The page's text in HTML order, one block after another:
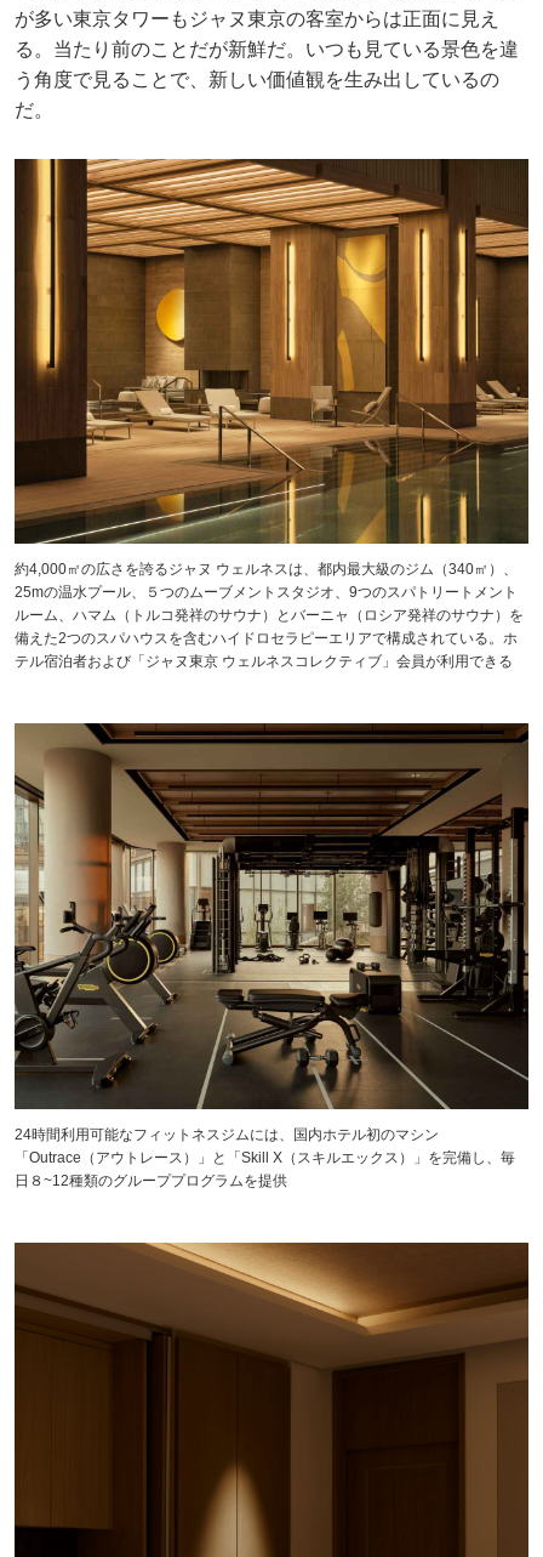
が多い東京タワーもジャヌ東京の客室からは正面に見え
る。当たり前のことだが新鮮だ。いつも見ている景色を違
う角度で見ることで、新しい価値観を生み出しているの
だ。
約4,000㎡の広さを誇るジャヌ ウェルネスは、都内最大級のジム（340㎡）、
25mの温水プール、５つのムーブメントスタジオ、9つのスパトリートメント
ルーム、ハマム（トルコ発祥のサウナ）とバーニャ（ロシア発祥のサウナ）を
備えた2つのスパハウスを含むハイドロセラピーエリアで構成されている。ホ
テル宿泊者および「ジャヌ東京 ウェルネスコレクティブ」会員が利用できる
24時間利用可能なフィットネスジムには、国内ホテル初のマシン
「Outrace（アウトレース）」と「Skill X（スキルエックス）」を完備し、毎
日８~12種類のグループプログラムを提供